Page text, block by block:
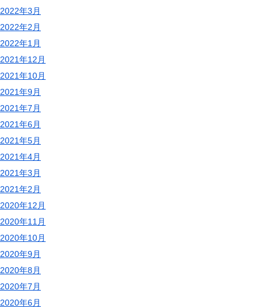
2022年3月
2022年2月
2022年1月
2021年12月
2021年10月
2021年9月
2021年7月
2021年6月
2021年5月
2021年4月
2021年3月
2021年2月
2020年12月
2020年11月
2020年10月
2020年9月
2020年8月
2020年7月
2020年6月